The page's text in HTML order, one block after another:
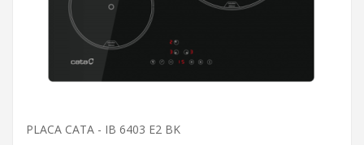
PLACA CATA - IB 6403 E2 BK